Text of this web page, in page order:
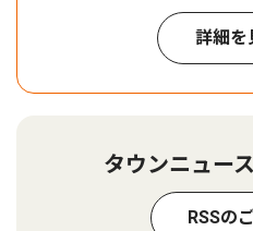
詳細を
タウンニュー
RSSの